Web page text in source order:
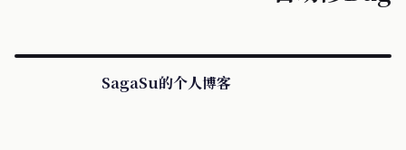
SagaSu的个人博客